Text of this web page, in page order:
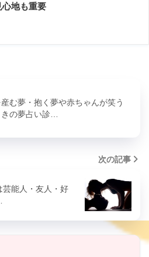
心地も重要
む夢・抱く夢や赤ちゃんが笑う
の夢占い診…
次の記事
芸能人・友人・好